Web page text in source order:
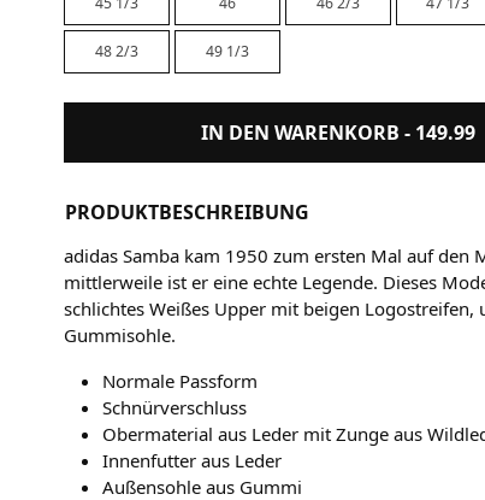
48 2/3 49 1/3
IN DEN WARENKORB - 149.99
PRODUKTBESCHREIBUNG
adidas Samba kam 1950 zum ersten Mal auf den
mittlerweile ist er eine echte Legende. Dieses
schlichtes Weißes Upper mit beigen Logostreifen,
Gummisohle.
Normale Passform
Schnürverschluss
Obermaterial aus Leder mit Zunge aus
Innenfutter aus Leder
Außensohle aus Gummi